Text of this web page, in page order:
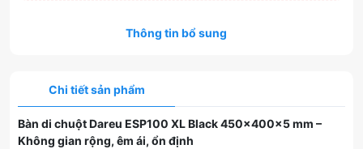
Thông tin bổ sung
Chi tiết sản phẩm
Bàn di chuột Dareu ESP100 XL Black 450×400×5 mm –
Không gian rộng, êm ái, ổn định